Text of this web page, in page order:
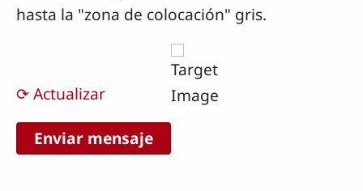
hasta la "zona de colocación" gris.
⟳ Actualizar